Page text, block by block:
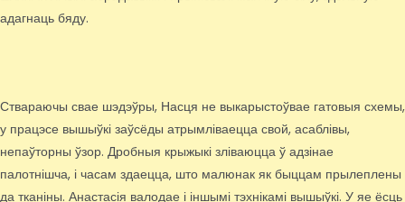
адагнаць бяду.
Ствараючы свае шэдэўры, Насця не выкарыстоўвае гатовыя схемы,
у працэсе вышыўкі заўсёды атрымліваецца свой, асаблівы,
непаўторны ўзор. Дробныя крыжыкі зліваюцца ў адзінае
палотнішча, і часам здаецца, што малюнак як быццам прылеплены
да тканіны. Анастасія валодае і іншымі тэхнікамі вышыўкі. У яе ёсць